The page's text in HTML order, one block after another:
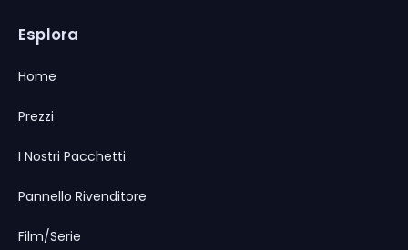
Esplora
Home
Prezzi
I Nostri Pacchetti
Pannello Rivenditore
Film/Serie